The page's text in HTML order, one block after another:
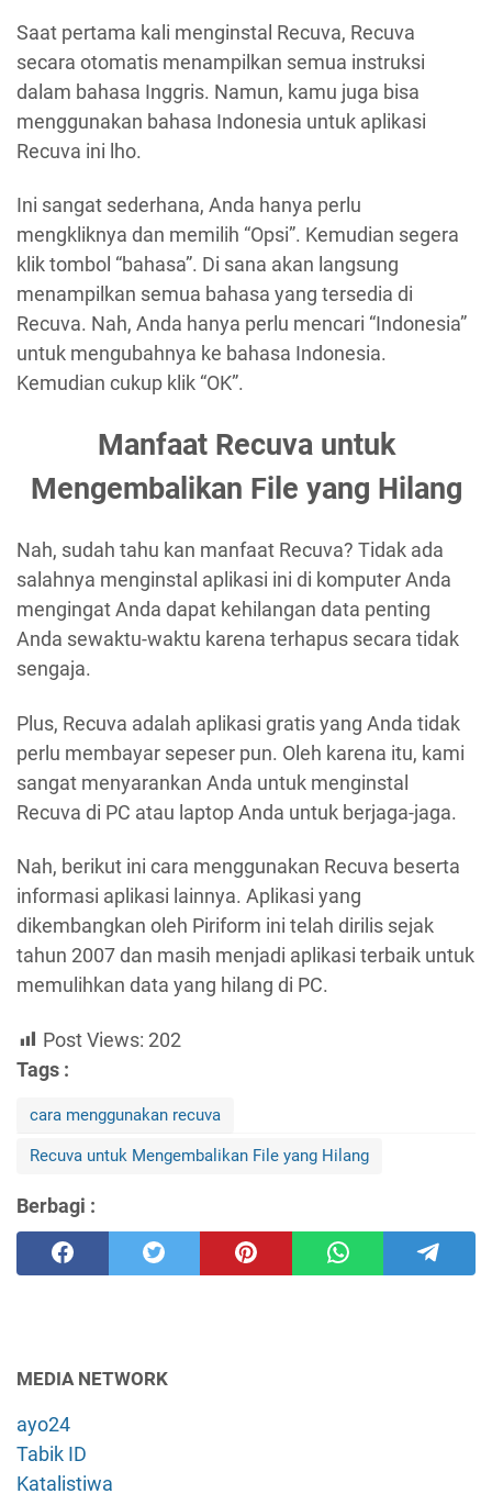
Saat pertama kali menginstal Recuva, Recuva
secara otomatis menampilkan semua instruksi
dalam bahasa Inggris. Namun, kamu juga bisa
menggunakan bahasa Indonesia untuk aplikasi
Recuva ini lho.
Ini sangat sederhana, Anda hanya perlu
mengkliknya dan memilih “Opsi”. Kemudian segera
klik tombol “bahasa”. Di sana akan langsung
menampilkan semua bahasa yang tersedia di
Recuva. Nah, Anda hanya perlu mencari “Indonesia”
untuk mengubahnya ke bahasa Indonesia.
Kemudian cukup klik “OK”.
Manfaat Recuva untuk
Mengembalikan File yang Hilang
Nah, sudah tahu kan manfaat Recuva? Tidak ada
salahnya menginstal aplikasi ini di komputer Anda
mengingat Anda dapat kehilangan data penting
Anda sewaktu-waktu karena terhapus secara tidak
sengaja.
Plus, Recuva adalah aplikasi gratis yang Anda tidak
perlu membayar sepeser pun. Oleh karena itu, kami
sangat menyarankan Anda untuk menginstal
Recuva di PC atau laptop Anda untuk berjaga-jaga.
Nah, berikut ini cara menggunakan Recuva beserta
informasi aplikasi lainnya. Aplikasi yang
dikembangkan oleh Piriform ini telah dirilis sejak
tahun 2007 dan masih menjadi aplikasi terbaik untuk
memulihkan data yang hilang di PC.
Post Views: 202
Tags :
cara menggunakan recuva
Recuva untuk Mengembalikan File yang Hilang
Berbagi :
MEDIA NETWORK
ayo24
Tabik ID
Katalistiwa